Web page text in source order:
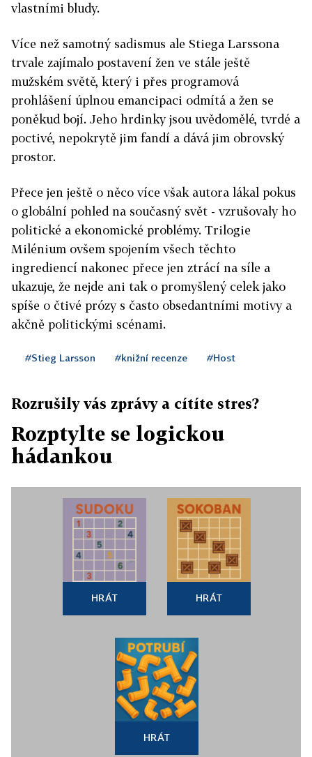
vlastními bludy.
Více než samotný sadismus ale Stiega Larssona
trvale zajímalo postavení žen ve stále ještě
mužském světě, který i přes programová
prohlášení úplnou emancipaci odmítá a žen se
poněkud bojí. Jeho hrdinky jsou uvědomělé, tvrdé a
poctivé, nepokrytě jim fandí a dává jim obrovský
prostor.
Přece jen ještě o něco více však autora lákal pokus
o globální pohled na současný svět - vzrušovaly ho
politické a ekonomické problémy. Trilogie
Milénium ovšem spojením všech těchto
ingrediencí nakonec přece jen ztrácí na síle a
ukazuje, že nejde ani tak o promyšlený celek jako
spíše o čtivé prózy s často obsedantními motivy a
akčně politickými scénami.
#Stieg Larsson #knižní recenze #Host
Rozrušily vás zprávy a cítíte stres?
Rozptylte se logickou
hádankou
HRÁT HRÁT
HRÁT